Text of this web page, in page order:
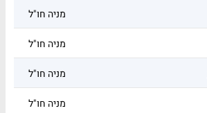
מניה חו"ל
מניה חו"ל
מניה חו"ל
מניה חו"ל